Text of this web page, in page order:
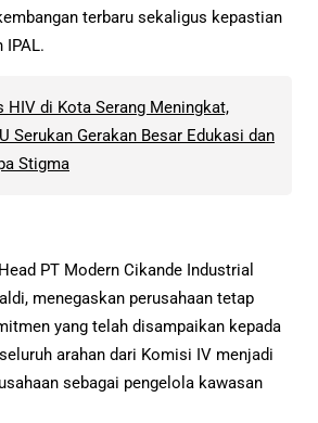
terbaru sekaligus kepastian
IPAL.
HIV di Kota Serang Meningkat,
Serukan Gerakan Besar Edukasi dan
Stigma
PT Modern Cikande Industrial
menegaskan perusahaan tetap
yang telah disampaikan kepada
arahan dari Komisi IV menjadi
sebagai pengelola kawasan